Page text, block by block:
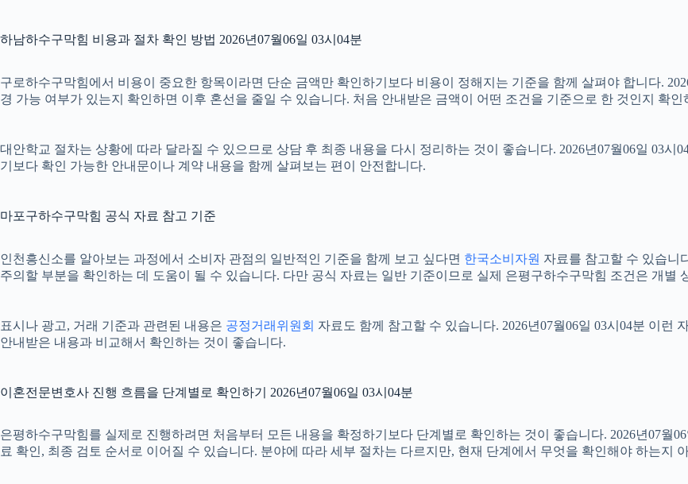
하남하수구막힘 비용과 절차 확인 방법 2026년07월06일 03시04분
구로하수구막힘에서 비용이 중요한 항목이라면 단순 금액만 확인하기보다 비용이 정해지는 기준을 함께 살펴야 합니다.
경 가능 여부가 있는지 확인하면 이후 혼선을 줄일 수 있습니다. 처음 안내받은 금액이 어떤 조건을 기준으로 한 것인지 확인
대안학교 절차는 상황에 따라 달라질 수 있으므로 상담 후 최종 내용을 다시 정리하는 것이 좋습니다. 2026년07월06일 03
기보다 확인 가능한 안내문이나 계약 내용을 함께 살펴보는 편이 안전합니다.
마포구하수구막힘 공식 자료 참고 기준
인천흥신소를 알아보는 과정에서 소비자 관점의 일반적인 기준을 함께 보고 싶다면 한국소비자원 자료를 참고할 수 있습니
주의할 부분을 확인하는 데 도움이 될 수 있습니다. 다만 공식 자료는 일반 기준이므로 실제 은평구하수구막힘 조건은 개별
표시나 광고, 거래 기준과 관련된 내용은 공정거래위원회 자료도 함께 참고할 수 있습니다. 2026년07월06일 03시04분 이
안내받은 내용과 비교해서 확인하는 것이 좋습니다.
이혼전문변호사 진행 흐름을 단계별로 확인하기 2026년07월06일 03시04분
은평하수구막힘를 실제로 진행하려면 처음부터 모든 내용을 확정하기보다 단계별로 확인하는 것이 좋습니다. 2026년07월
료 확인, 최종 검토 순서로 이어질 수 있습니다. 분야에 따라 세부 절차는 다르지만, 현재 단계에서 무엇을 확인해야 하는지